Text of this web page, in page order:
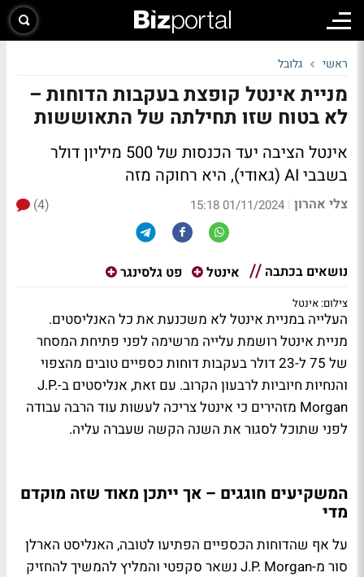
ראשי גלובל
מניית אינטל קופצת בעקבות הדוחות –
לא בטוח שזו תחילתה של התאוששות
אינטל הציבה יעד הכנסות של 500 מיליון דולר
בשבבי AI (גאודי), היא רחוקה מזה
צלי אהרון |
01/11/2024 15:18
(4)
נושאים בכתבה אינטל פט גלסינגר
צילום: אינטל
העלייה במניית אינטל לא משכנעת את כל האנליסטים.
מניית אינטל רושמת עלייה מרשימה לפני פתיחת המסחר
של 75 ל-23 דולר בעקבות דוחות כספיים טובים מהצפוי
והנחיות חיוביות לרבעון הקרוב. עם זאת, אנליסטים ב-J.P.
Morgan מזהירים כי אינטל צריכה לעשות עוד הרבה עבודה
לפני שתוכל לסגור את השנה הקשה שעברה עליה.
המשקיעים חוגגים – אך ייתכן מאוד שזה מוקדם
מדי
על אף שהדוחות הכספיים הפתיעו לטובה, האנליסט הארלן
סור מ-J.P. Morgan נשאר סקפטי והמליץ להמשיך להחזיק